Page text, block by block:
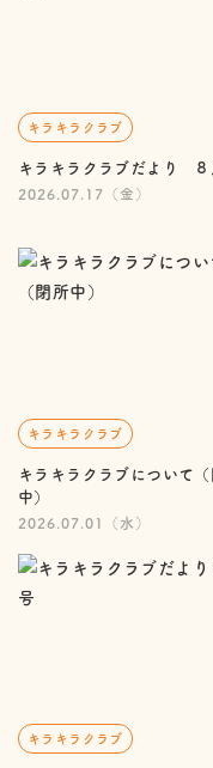
キラキラクラブ
キラキラクラブだより ８
2026.07.17（金）
キラキラクラブ
キラキラクラブについて（
中）
2026.07.01（水）
キラキラクラブ